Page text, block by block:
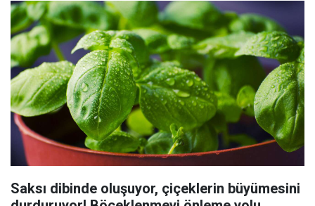
Saksı dibinde oluşuyor, çiçeklerin büyümesini